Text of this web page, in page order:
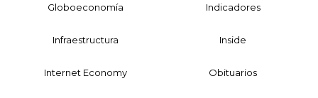
Globoeconomía Indicadores
Infraestructura Inside
Internet Economy Obituarios